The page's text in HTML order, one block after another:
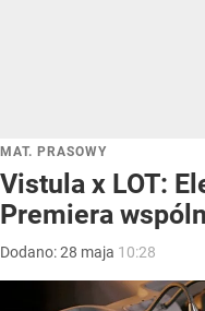
MAT. PRASOWY
Vistula x LOT:
Premiera
Dodano:28 maja 10:28